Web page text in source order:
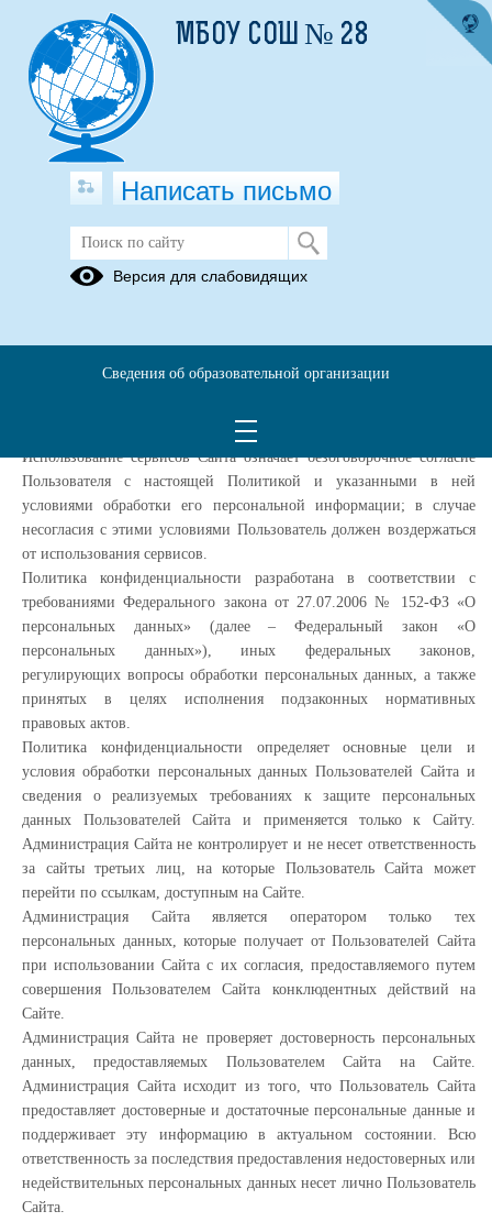
Политика конфиденциальности
общеобразовательная школа №28, (далее – Администрация Сайта)
Использование сервисов Сайта означает безоговорочное согласие
Пользователя с настоящей Политикой и указанными в ней
условиями обработки его персональной информации; в случае
несогласия с этими условиями Пользователь должен воздержаться
от использования сервисов.
Политика конфиденциальности разработана в соответствии с
требованиями Федерального закона от 27.07.2006 № 152-ФЗ «О
персональных данных» (далее – Федеральный закон «О
персональных данных»), иных федеральных законов,
регулирующих вопросы обработки персональных данных, а также
принятых в целях исполнения подзаконных нормативных
правовых актов.
Политика конфиденциальности определяет основные цели и
условия обработки персональных данных Пользователей Сайта и
сведения о реализуемых требованиях к защите персональных
данных Пользователей Сайта и применяется только к Сайту.
Администрация Сайта не контролирует и не несет ответственность
за сайты третьих лиц, на которые Пользователь Сайта может
перейти по ссылкам, доступным на Сайте.
Администрация Сайта является оператором только тех
персональных данных, которые получает от Пользователей Сайта
при использовании Сайта с их согласия, предоставляемого путем
совершения Пользователем Сайта конклюдентных действий на
Сайте.
Администрация Сайта не проверяет достоверность персональных
данных, предоставляемых Пользователем Сайта на Сайте.
Администрация Сайта исходит из того, что Пользователь Сайта
предоставляет достоверные и достаточные персональные данные и
поддерживает эту информацию в актуальном состоянии. Всю
ответственность за последствия предоставления недостоверных или
недействительных персональных данных несет лично Пользователь
Сайта.
МБОУ СОШ № 28
Написать письмо
Версия для слабовидящих
Сведения об образовательной организации